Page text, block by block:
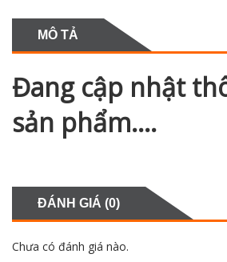
MÔ TẢ
Đang cập nhật
sản phẩm….
ĐÁNH GIÁ (0)
Chưa có đánh giá nào.